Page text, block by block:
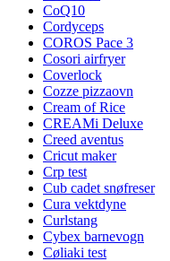
CoQ10
Cordyceps
COROS Pace 3
Cosori airfryer
Coverlock
Cozze pizzaovn
Cream of Rice
CREAMi Deluxe
Creed aventus
Cricut maker
Crp test
Cub cadet snøfreser
Cura vektdyne
Curlstang
Cybex barnevogn
Cøliaki test